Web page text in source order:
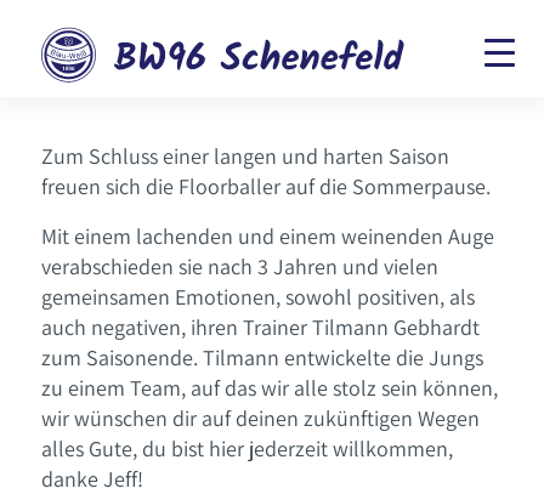
Zum Schluss einer langen und harten Saison
freuen sich die Floorballer auf die Sommerpause.
Mit einem lachenden und einem weinenden Auge
verabschieden sie nach 3 Jahren und vielen
gemeinsamen Emotionen, sowohl positiven, als
auch negativen, ihren Trainer Tilmann Gebhardt
zum Saisonende. Tilmann entwickelte die Jungs
zu einem Team, auf das wir alle stolz sein können,
wir wünschen dir auf deinen zukünftigen Wegen
alles Gute, du bist hier jederzeit willkommen,
danke Jeff!